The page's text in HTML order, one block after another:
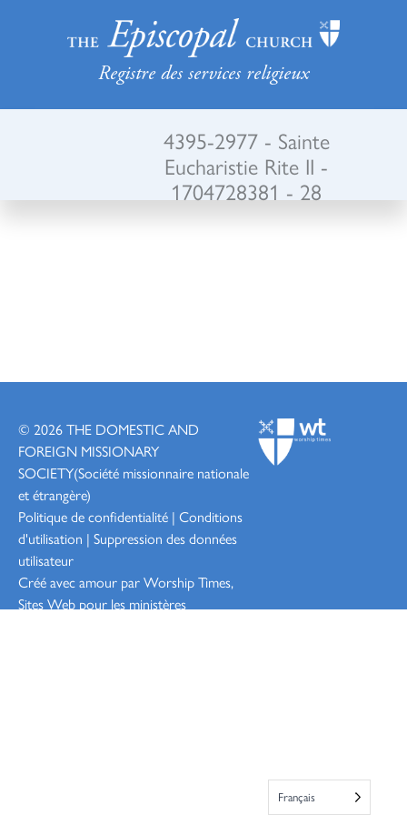
Registre des services religieux
4395-2977 - Sainte
Eucharistie Rite II -
1704728381 - 28
© 2026THE DOMESTIC AND
FOREIGN MISSIONARY
SOCIETY(Société missionnaire nationale
et étrangère)
Politique de confidentialité | Conditions
d'utilisation | Suppression des données
utilisateur
Créé avec amour par WorshipTimes,
Sites Web pour les ministères
Français